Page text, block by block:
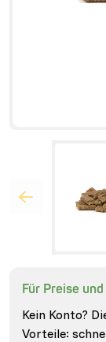
Für Preise
Kein Konto?
Vorteile: